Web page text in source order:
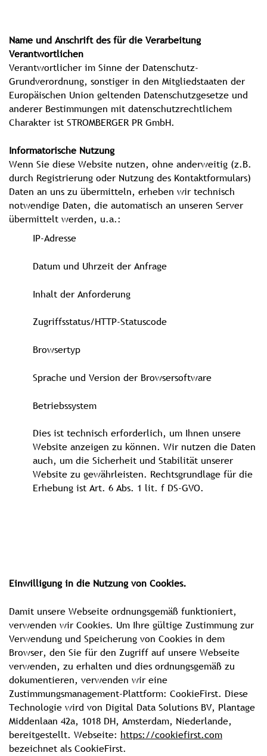
Name und Anschrift des für die Verarbeitung
Verantwortlichen
Verantwortlicher im Sinne der Datenschutz-
Grundverordnung, sonstiger in den Mitgliedstaaten der
Europäischen Union geltenden Datenschutzgesetze und
anderer Bestimmungen mit datenschutzrechtlichem
Charakter ist STROMBERGER PR GmbH.
Informatorische Nutzung
Wenn Sie diese Website nutzen, ohne anderweitig (z.B.
durch Registrierung oder Nutzung des Kontaktformulars)
Daten an uns zu übermitteln, erheben wir technisch
notwendige Daten, die automatisch an unseren Server
übermittelt werden, u.a.:
IP-Adresse
Datum und Uhrzeit der Anfrage
Inhalt der Anforderung
Zugriffsstatus/HTTP-Statuscode
Browsertyp
Sprache und Version der Browsersoftware
Betriebssystem
Dies ist technisch erforderlich, um Ihnen unsere
Website anzeigen zu können. Wir nutzen die Daten
auch, um die Sicherheit und Stabilität unserer
Website zu gewährleisten. Rechtsgrundlage für die
Erhebung ist Art. 6 Abs. 1 lit. f DS-GVO.
Einwilligung in die Nutzung von Cookies.
Damit unsere Webseite ordnungsgemäß funktioniert,
verwenden wir Cookies. Um Ihre gültige Zustimmung zur
Verwendung und Speicherung von Cookies in dem
Browser, den Sie für den Zugriff auf unsere Webseite
verwenden, zu erhalten und dies ordnungsgemäß zu
dokumentieren, verwenden wir eine
Zustimmungsmanagement-Plattform: CookieFirst. Diese
Technologie wird von Digital Data Solutions BV, Plantage
Middenlaan 42a, 1018 DH, Amsterdam, Niederlande,
bereitgestellt. Webseite: https://cookiefirst.com
bezeichnet als CookieFirst.